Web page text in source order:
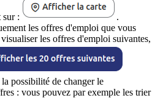
sur :
.
les offres d'emploi que vous
les offres d'emploi suivantes,
possibilité de changer le
: vous pouvez par exemple les trier